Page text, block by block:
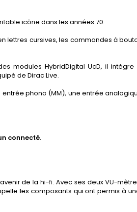
icône dans les années 70.
lettres cursives, les commandes à
HybridDigital UcD, il
de Dirac Live.
phono (MM), une entrée
connecté.
de la hi-fi. Avec ses deux VU-
les composants qui ont permis à